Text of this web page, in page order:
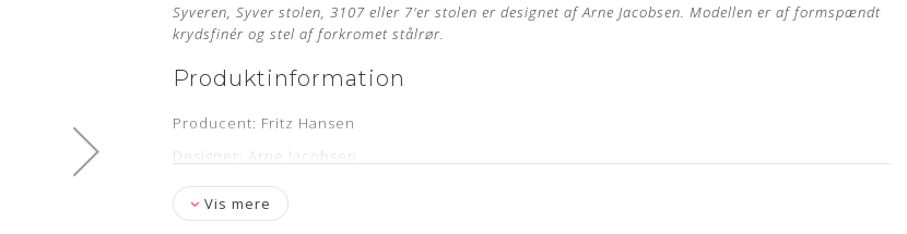
Syveren, Syver stolen, 3107 eller 7'er stolen er designet af Arne Jacobsen. Modellen er af formspændt
krydsfinér og stel af forkromet stålrør.
Produktinformation
Producent: Fritz Hansen
Designer: Arne Jacobsen
Model: 3107
Sædehøjde: 46,5 cm
Vis mere